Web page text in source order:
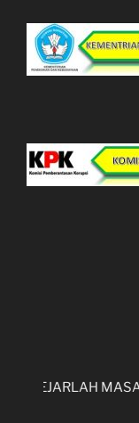
MUNGKIN,